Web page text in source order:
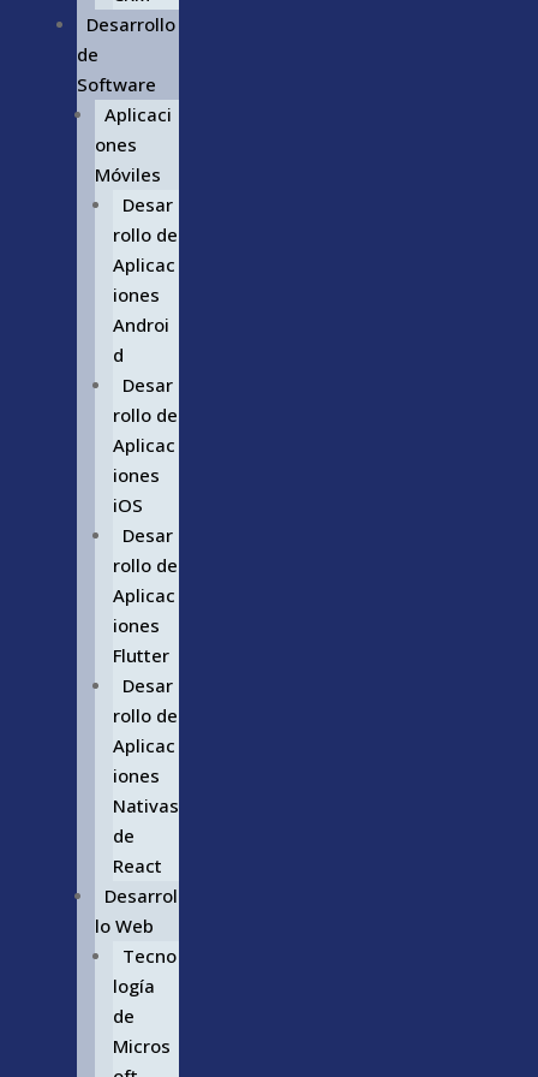
Desarrollo
de
Software
Aplicaci
ones
Móviles
Desar
rollo de
Aplicac
iones
Androi
d
Desar
rollo de
Aplicac
iones
iOS
Desar
rollo de
Aplicac
iones
Flutter
Desar
rollo de
Aplicac
iones
Nativas
de
React
Desarrol
lo Web
Tecno
logía
de
Micros